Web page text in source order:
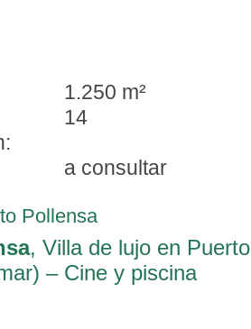
1.250 m²
14
a consultar
, Villa de lujo en Puerto
– Cine y piscina